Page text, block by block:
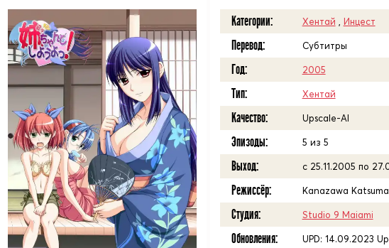
Категории: Хентай Инцест
Перевод: Субтитры
Год: 2005
Тип: Хентай
Качество: Upscale-AI
Эпизоды: 5 из 5
Выход: с 25.11.2005 по
Режиссёр: Kanazawa Katsuma
Студия: Studio 9 Maiami
Обновления: UPD: 14.09.2023